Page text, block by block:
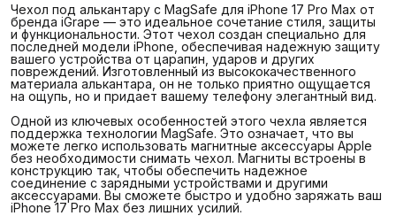
Чехол под алькантару с MagSafe для iPhone 17 Pro Max от
бренда iGrape — это идеальное сочетание стиля, защиты
и функциональности. Этот чехол создан специально для
последней модели iPhone, обеспечивая надежную защиту
вашего устройства от царапин, ударов и других
повреждений. Изготовленный из высококачественного
материала алькантара, он не только приятно ощущается
на ощупь, но и придает вашему телефону элегантный вид.
Одной из ключевых особенностей этого чехла является
поддержка технологии MagSafe. Это означает, что вы
можете легко использовать магнитные аксессуары Apple
без необходимости снимать чехол. Магниты встроены в
конструкцию так, чтобы обеспечить надежное
соединение с зарядными устройствами и другими
аксессуарами. Вы сможете быстро и удобно заряжать ваш
iPhone 17 Pro Max без лишних усилий.